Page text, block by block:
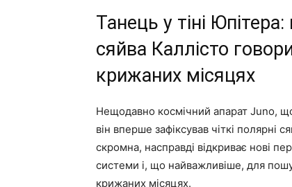
Танець у тіні
сяйва Каллісто
крижаних місяцях
Нещодавно космічний апарат Juno,
він вперше зафіксував чіткі полярні
скромна, насправді відкриває нові
системи і, що найважливіше, для
крижаних місяцях.